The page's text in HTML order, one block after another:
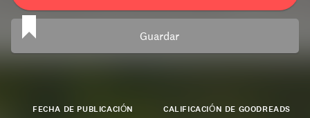
Guardar
FECHA DE PUBLICACIÓN CALIFICACIÓN DE GOODREADS